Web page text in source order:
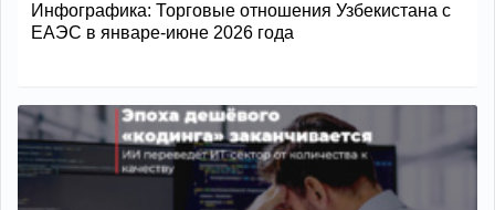
Инфографика: Торговые отношения Узбекистана с
ЕАЭС в январе-июне 2026 года